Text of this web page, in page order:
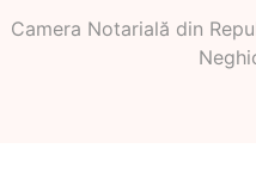
Camera Notarială din